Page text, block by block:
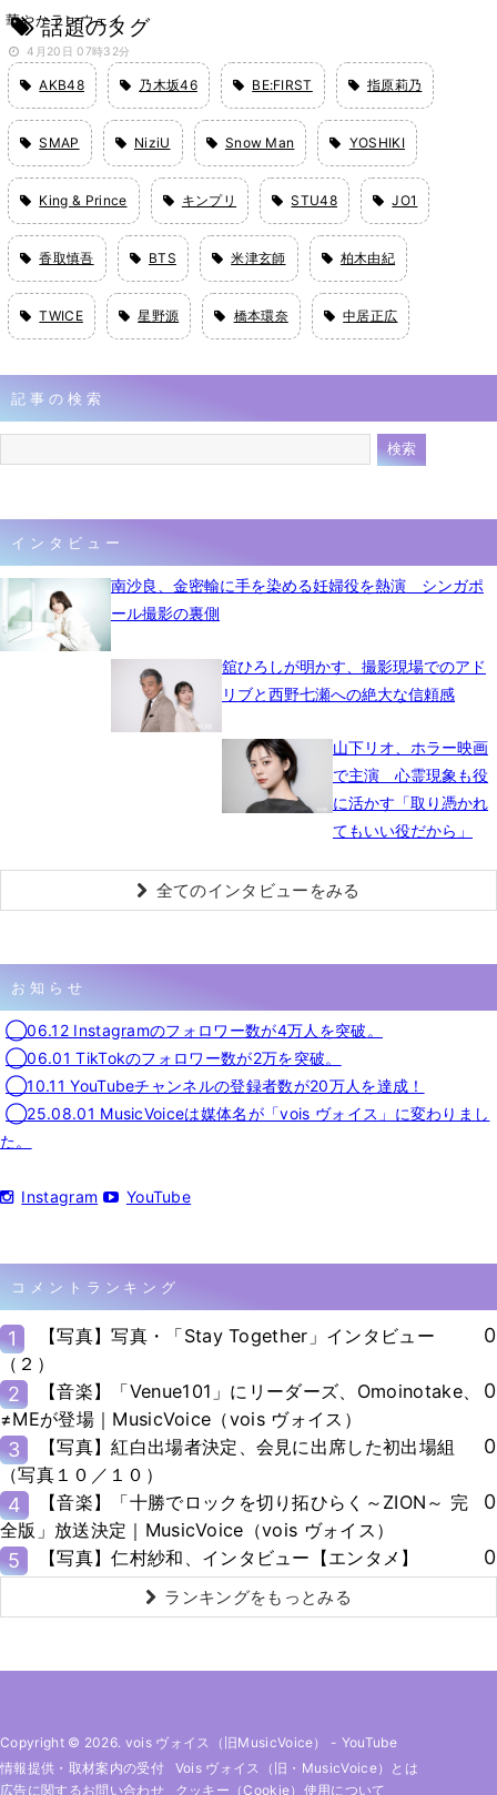
華やかランウェイ
4月20日 07時32分
話題のタグ
AKB48 乃木坂46 BE:FIRST 指原莉乃
SMAP NiziU Snow Man YOSHIKI
King & Prince キンプリ STU48 JO1
香取慎吾 BTS 米津玄師 柏木由紀
TWICE 星野源 橋本環奈 中居正広
記事の検索
インタビュー
南沙良、金密輸に手を染める妊婦役を熱演 シンガポ
ール撮影の裏側
舘ひろしが明かす、撮影現場でのアド
リブと西野七瀬への絶大な信頼感
山下リオ、ホラー映画
で主演 心霊現象も役
に活かす「取り憑かれ
てもいい役だから」
全てのインタビューをみる
お知らせ
◯06.12 Instagramのフォロワー数が4万人を突破。
◯06.01 TikTokのフォロワー数が2万を突破。
◯10.11 YouTubeチャンネルの登録者数が20万人を達成！
◯25.08.01 MusicVoiceは媒体名が「vois ヴォイス」に変わりまし
た。
Instagram YouTube
コメントランキング
1
【写真】写真・「Stay Together」インタビュー
（２）
0
2
【音楽】「Venue101」にリーダーズ、Omoinotake、
≠MEが登場｜MusicVoice（vois ヴォイス）
0
3
【写真】紅白出場者決定、会見に出席した初出場組
（写真１０／１０）
0
4
【音楽】「十勝でロックを切り拓ひらく～ZION～ 完
全版」放送決定｜MusicVoice（vois ヴォイス）
0
5 【写真】仁村紗和、インタビュー【エンタメ】 0
ランキングをもっとみる
Copyright © 2026. vois ヴォイス（旧MusicVoice） - YouTube
情報提供・取材案内の受付
Vois ヴォイス（旧・MusicVoice）とは
広告に関するお問い合わせ
クッキー（cookie）使用について